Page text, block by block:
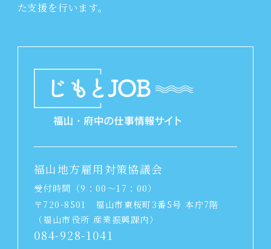
た支援を行います。
福山地方雇用対策協議会
受付時間（9：00～17：00）
〒720-8501 福山市東桜町3番5号 本庁7階
（福山市役所 産業振興課内）
084-928-1041